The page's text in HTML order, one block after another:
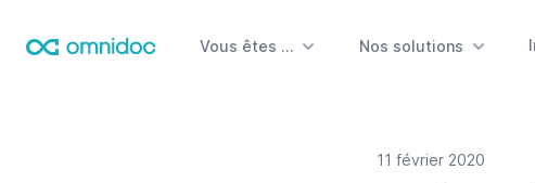
Omnidoc Vous êtes … Nos solutions
11 février 2020